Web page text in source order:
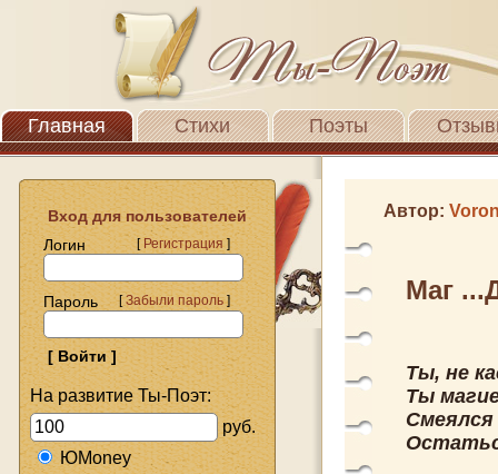
Главная Стихи Поэты
Вход для пользователей
Логин
[Регистрация]
Пароль [Забыли пароль]
На развитие Ты-Поэт:
руб.
ЮMoney
Автор:
Маг
Ты, не
Ты